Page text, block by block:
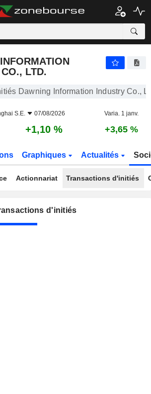
LTD.
Dawning Information Industry Co.,
S.E. 07/08/2026 Varia. 1 janv.
+1,10 % +3,65 %
Graphiques Actualités
Actionnariat Transactions d'initiés
d'initiés